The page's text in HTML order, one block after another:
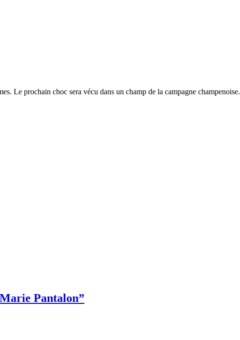
Le prochain choc sera vécu dans un champ de la campagne champenoise.
Pantalon”